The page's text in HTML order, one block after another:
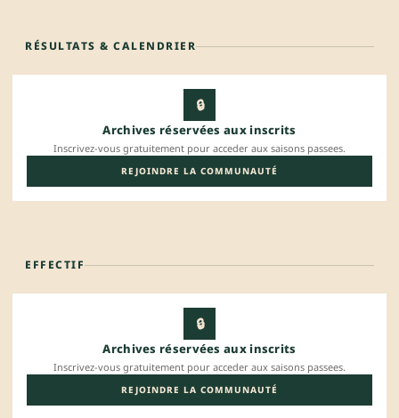
RÉSULTATS & CALENDRIER
🔒
Archives réservées aux inscrits
Inscrivez-vous gratuitement pour acceder aux saisons passees.
REJOINDRE LA COMMUNAUTÉ
EFFECTIF
🔒
Archives réservées aux inscrits
Inscrivez-vous gratuitement pour acceder aux saisons passees.
REJOINDRE LA COMMUNAUTÉ